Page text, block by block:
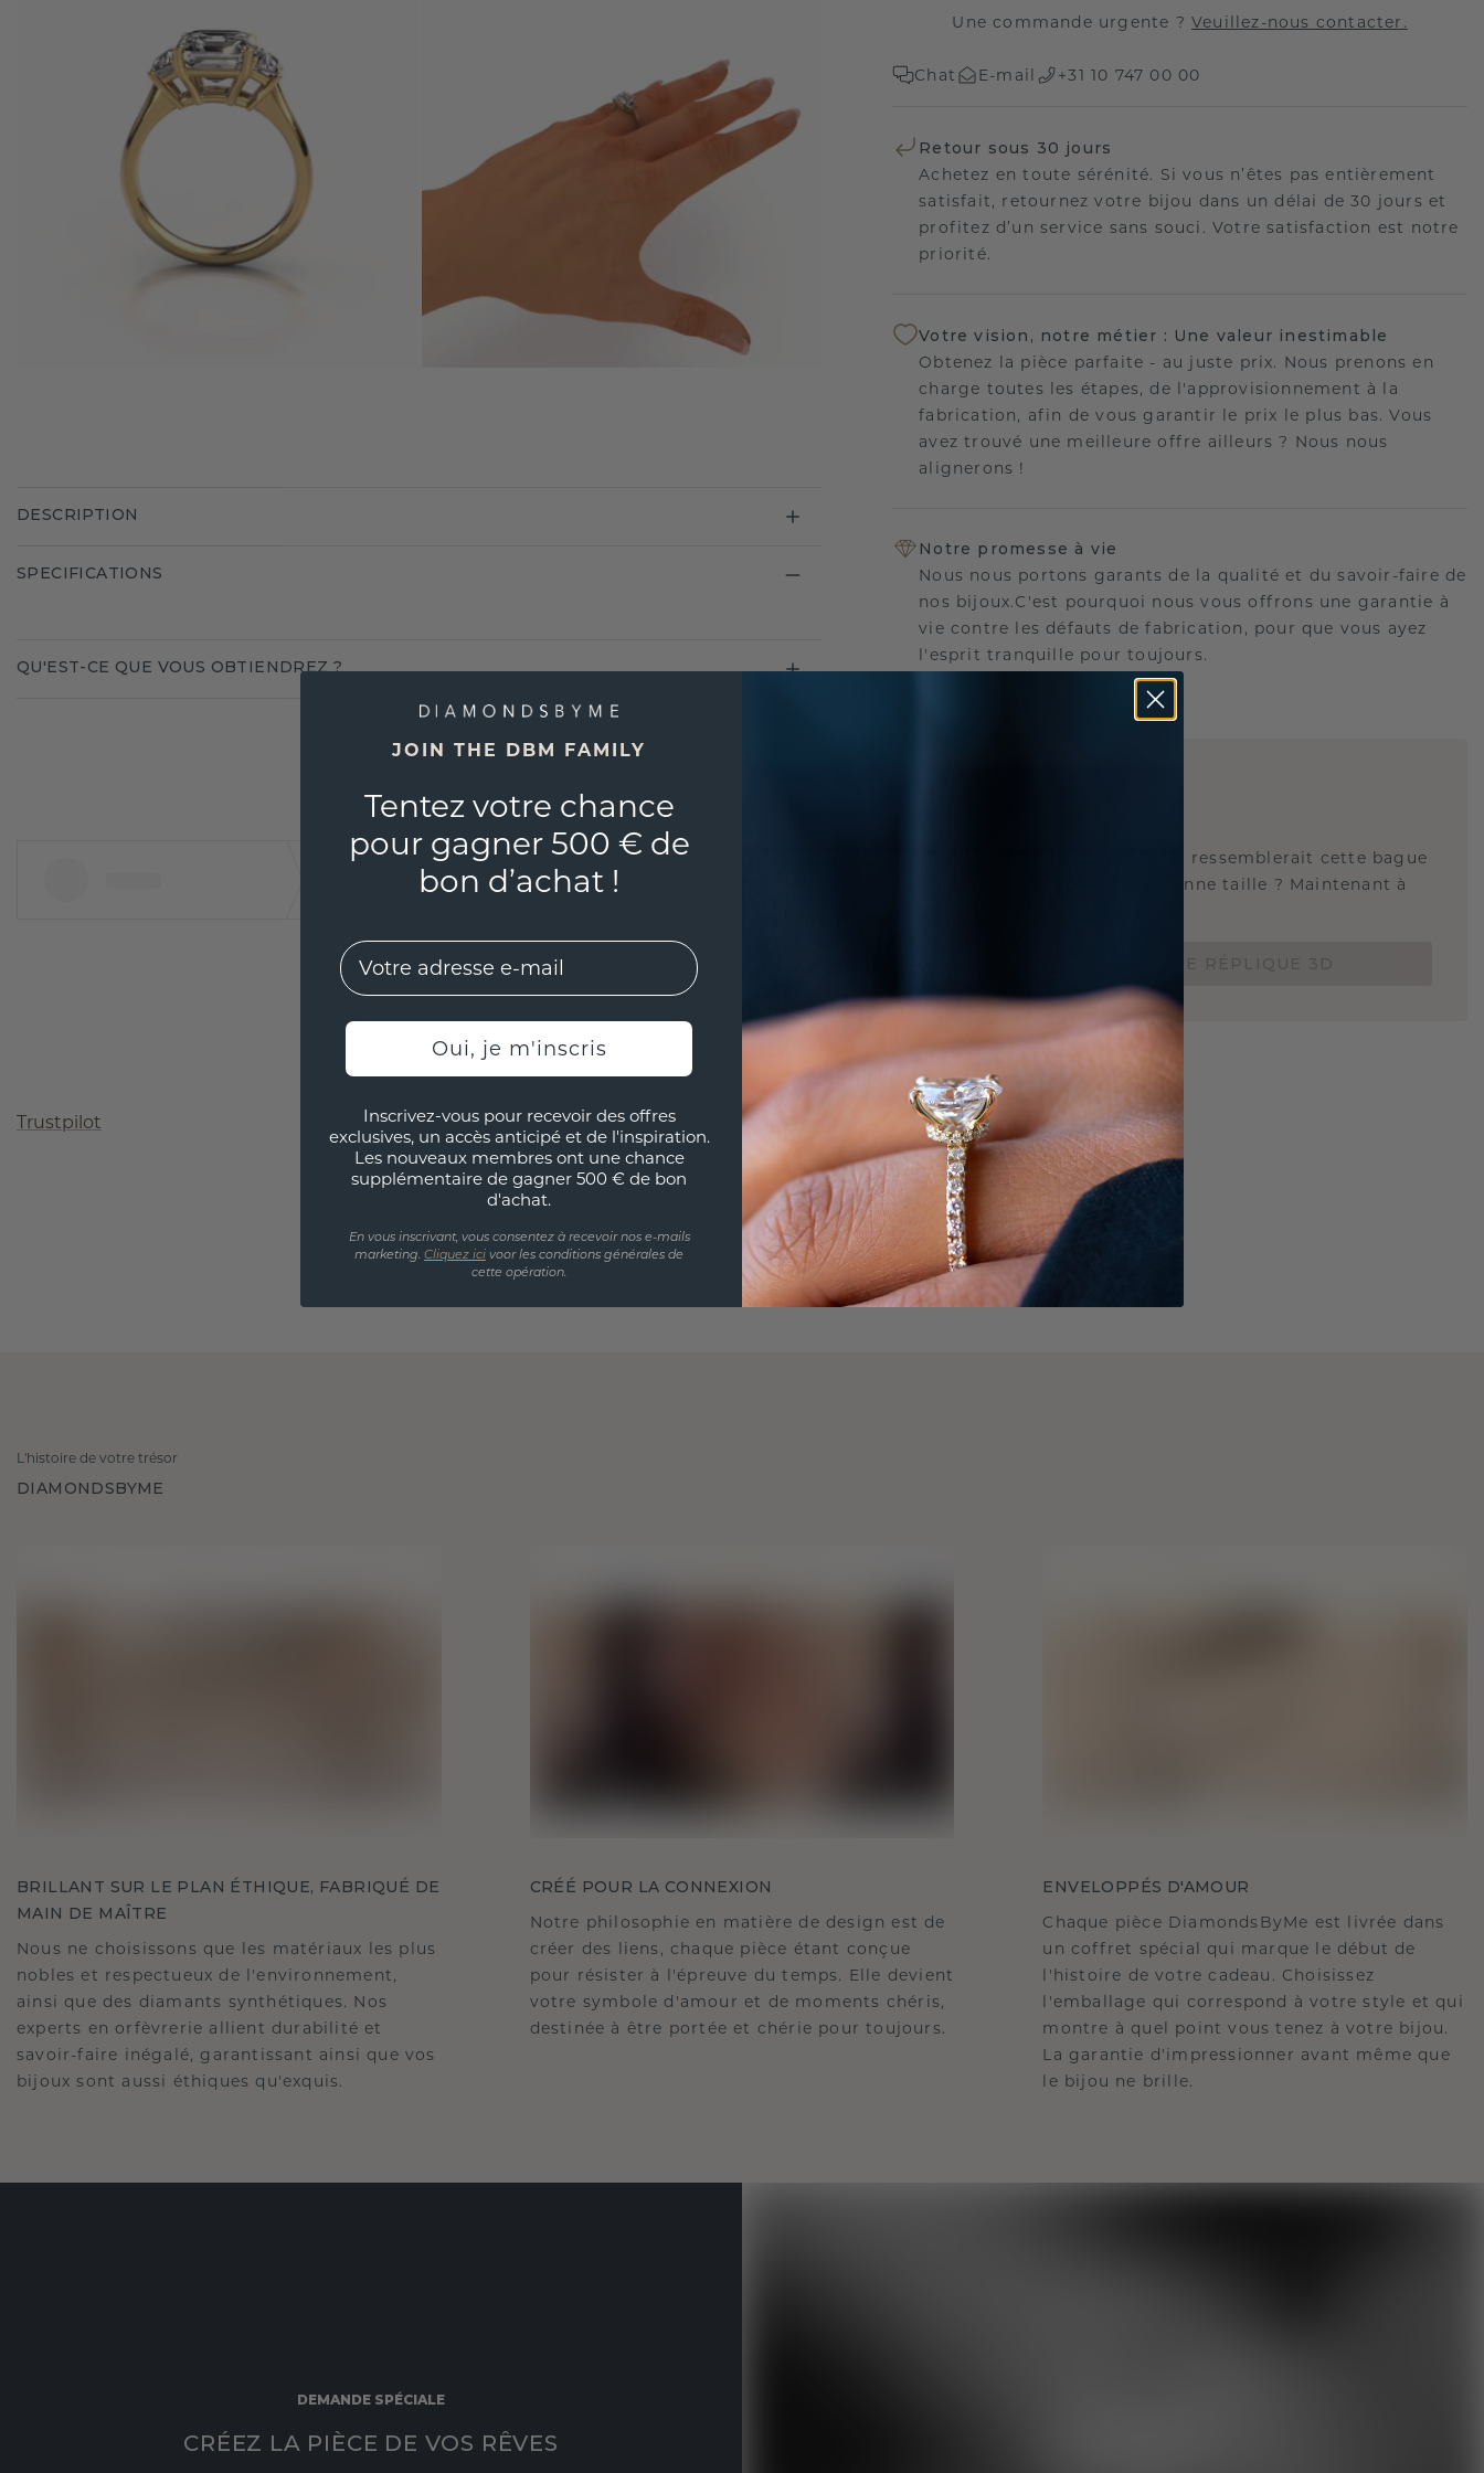
Une commande urgente ? Veuillez-nous contacter.
Chat E-mail +31 10 747 00 00
Retour sous 30 jours
Achetez en toute sérénité. Si vous n’êtes pas entièrement
satisfait, retournez votre bijou dans un délai de 30 jours et
profitez d’un service sans souci. Votre satisfaction est notre
priorité.
Votre vision, notre métier : Une valeur inestimable
Obtenez la pièce parfaite - au juste prix. Nous prenons en
charge toutes les étapes, de l'approvisionnement à la
fabrication, afin de vous garantir le prix le plus bas. Vous
avez trouvé une meilleure offre ailleurs ? Nous nous
alignerons !
Notre promesse à vie
Nous nous portons garants de la qualité et du savoir-faire de
nos bijoux.C'est pourquoi nous vous offrons une garantie à
vie contre les défauts de fabrication, pour que vous ayez
l'esprit tranquille pour toujours.
Souhaitez-vous savoir à quoi ressemblerait cette bague
sur vous et si elle est à la bonne taille ? Maintenant à
DESCRIPTION
SPECIFICATIONS
QU'EST-CE QUE VOUS OBTIENDREZ ?
Trustpilot
L'histoire de votre trésor
DIAMONDSBYME
BRILLANT SUR LE PLAN ÉTHIQUE, FABRIQUÉ DE
MAIN DE MAÎTRE
Nous ne choisissons que les matériaux les plus
nobles et respectueux de l'environnement,
ainsi que des diamants synthétiques. Nos
experts en orfèvrerie allient durabilité et
savoir-faire inégalé, garantissant ainsi que vos
bijoux sont aussi éthiques qu'exquis.
CRÉÉ POUR LA CONNEXION
Notre philosophie en matière de design est de
créer des liens, chaque pièce étant conçue
pour résister à l'épreuve du temps. Elle devient
votre symbole d'amour et de moments chéris,
destinée à être portée et chérie pour toujours.
ENVELOPPÉS D'AMOUR
Chaque pièce DiamondsByMe est livrée dans
un coffret spécial qui marque le début de
l'histoire de votre cadeau. Choisissez
l'emballage qui correspond à votre style et qui
montre à quel point vous tenez à votre bijou.
La garantie d'impressionner avant même que
le bijou ne brille.
DEMANDE SPÉCIALE
CRÉEZ LA PIÈCE DE VOS RÊVES
JOIN THE DBM FAMILY
Tentez votre chance
pour gagner 500 € de
bon d’achat !
EMail
Oui, je m'inscris
Inscrivez-vous pour recevoir des offres
exclusives, un accès anticipé et de l'inspiration.
Les nouveaux membres ont une chance
supplémentaire de gagner 500 € de bon
d'achat.
En vous inscrivant, vous consentez à recevoir nos e-mails
marketing. Cliquez ici voor les conditions générales de
cette opération.